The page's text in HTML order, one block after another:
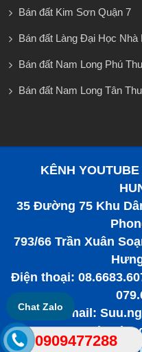
Bán đất Kim Sơn Quận 7
Bán đất Làng Đại Học Nhà
Bán đất Nam Long Phú
Bán đất Nam Long Tân
KÊNH
35 Đường 75 Khu
793/66 Trần Xuân
Điện thoại:
Email:
Bất động sản tiềm
Chat Zalo
0909477288